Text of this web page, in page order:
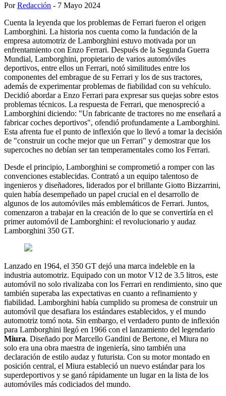
PorRedacción - 7 Mayo 2024
Cuenta la leyenda que los problemas de Ferrari fueron el origen
Lamborghini. La historia nos cuenta como la fundación de la
empresa automotriz de Lamborghini estuvo motivada por un
enfrentamiento con Enzo Ferrari. Después de la Segunda Guerra
Mundial, Lamborghini, propietario de varios automóviles
deportivos, entre ellos un Ferrari, notó similitudes entre los
componentes del embrague de su Ferrari y los de sus tractores,
además de experimentar problemas de fiabilidad con su vehículo.
Decidió abordar a Enzo Ferrari para expresar sus quejas sobre estos
problemas técnicos. La respuesta de Ferrari, que menospreció a
Lamborghini diciendo: "Un fabricante de tractores no me enseñará a
fabricar coches deportivos", ofendió profundamente a Lamborghini.
Esta afrenta fue el punto de inflexión que lo llevó a tomar la decisión
de "construir un coche mejor que un Ferrari" y demostrar que los
supercoches no debían ser tan temperamentales como los Ferrari.
Desde el principio, Lamborghini se comprometió a romper con las
convenciones establecidas. Contrató a un equipo talentoso de
ingenieros y diseñadores, liderados por el brillante Giotto Bizzarrini,
quien había desempeñado un papel crucial en el desarrollo de
algunos de los automóviles más emblemáticos de Ferrari. Juntos,
comenzaron a trabajar en la creación de lo que se convertiría en el
primer automóvil de Lamborghini: el revolucionario y audaz
Lamborghini 350 GT.
Lanzado en 1964, el 350 GT dejó una marca indeleble en la
industria automotriz. Equipado con un motor V12 de 3.5 litros, este
automóvil no solo rivalizaba con los Ferrari en rendimiento, sino que
también superaba las expectativas en cuanto a refinamiento y
fiabilidad. Lamborghini había cumplido su promesa de construir un
automóvil que desafiara los estándares establecidos, y el mundo
automotriz tomó nota. Sin embargo, el verdadero punto de inflexión
para Lamborghini llegó en 1966 con el lanzamiento del legendario
Miura. Diseñado por Marcello Gandini de Bertone, el Miura no
solo era una obra maestra de ingeniería, sino también una
declaración de estilo audaz y futurista. Con su motor montado en
posición central, el Miura estableció un nuevo estándar para los
superdeportivos y se ganó rápidamente un lugar en la lista de los
automóviles más codiciados del mundo.